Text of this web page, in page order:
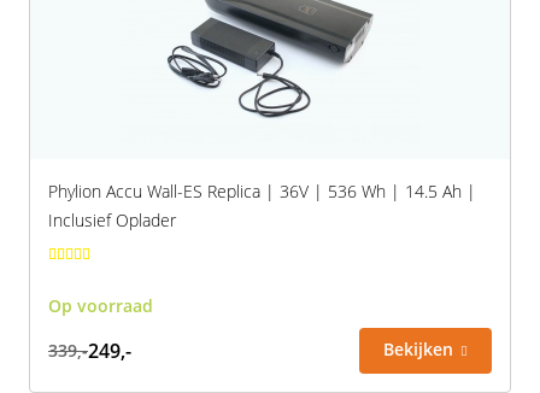
Phylion Accu Wall-ES Replica | 36V | 536 Wh | 14.5 Ah |
Inclusief Oplader
Op voorraad
339,-249,- Bekijken